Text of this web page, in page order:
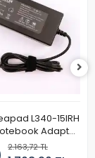
L340-15IRH
Adaptör
Aleti (150W)
2.163,72 TL